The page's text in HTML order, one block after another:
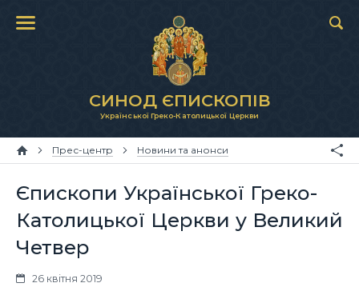
СИНОД ЄПИСКОПІВ
Української Греко-Католицької Церкви
Прес-центр Новини та анонси
Єпископи Української Греко-
Католицької Церкви у Великий
Четвер
26 квітня 2019